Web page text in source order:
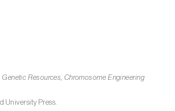
Genetic Resources, Chromosome Engineering
University Press.